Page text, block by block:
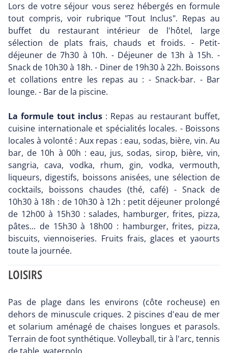
Lors de votre séjour vous serez hébergés en formule
tout compris, voir rubrique "Tout Inclus". Repas au
buffet du restaurant intérieur de l'hôtel, large
sélection de plats frais, chauds et froids. - Petit-
déjeuner de 7h30 à 10h. - Déjeuner de 13h à 15h. -
Snack de 10h30 à 18h. - Diner de 19h30 à 22h. Boissons
et collations entre les repas au : - Snack-bar. - Bar
lounge. - Bar de la piscine.
La formule tout inclus: Repas au restaurant buffet,
cuisine internationale et spécialités locales. - Boissons
locales à volonté : Aux repas : eau, sodas, bière, vin. Au
bar, de 10h à 00h : eau, jus, sodas, sirop, bière, vin,
sangria, cava, vodka, rhum, gin, vodka, vermouth,
liqueurs, digestifs, boissons anisées, une sélection de
cocktails, boissons chaudes (thé, café) - Snack de
10h30 à 18h : de 10h30 à 12h : petit déjeuner prolongé
de 12h00 à 15h30 : salades, hamburger, frites, pizza,
pâtes... de 15h30 à 18h00 : hamburger, frites, pizza,
biscuits, viennoiseries. Fruits frais, glaces et yaourts
toute la journée.
LOISIRS
Pas de plage dans les environs (côte rocheuse) en
dehors de minuscule criques. 2 piscines d'eau de mer
et solarium aménagé de chaises longues et parasols.
Terrain de foot synthétique. Volleyball, tir à l'arc, tennis